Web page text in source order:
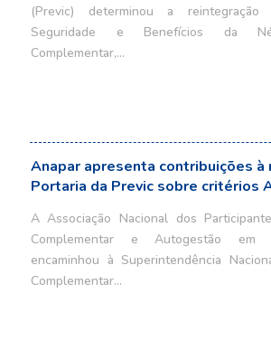
(Previc) determinou a
Seguridade e Benefícios da
Complementar,…
Anapar apresenta contribuições à
Portaria da Previc sobre critérios
A Associação Nacional dos
Complementar e Autogestão em
encaminhou à Superintendência
Complementar…